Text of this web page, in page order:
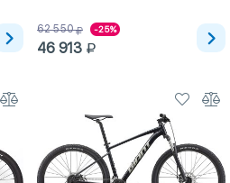
62 550 -25%
46 913